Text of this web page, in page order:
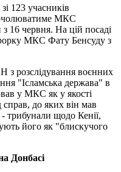
123 учасників
МКС
16 червня. На цій посаді
МКС Фату Бенсуду з
з розслідування воєнних
"Ісламська держава" в
у МКС як у якості
до яких він мав
трибунали щодо Кенії,
його як "блискучого
Донбасі